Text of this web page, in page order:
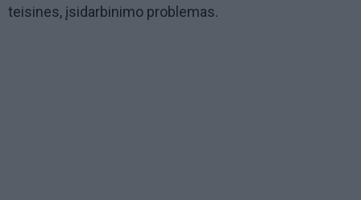
teisines, įsidarbinimo problemas.